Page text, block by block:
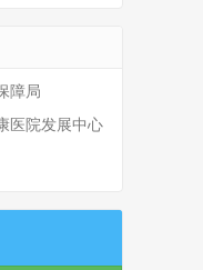
障局
医院发展中心